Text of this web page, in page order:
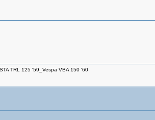
TRL 125 '59_Vespa VBA 150 '60